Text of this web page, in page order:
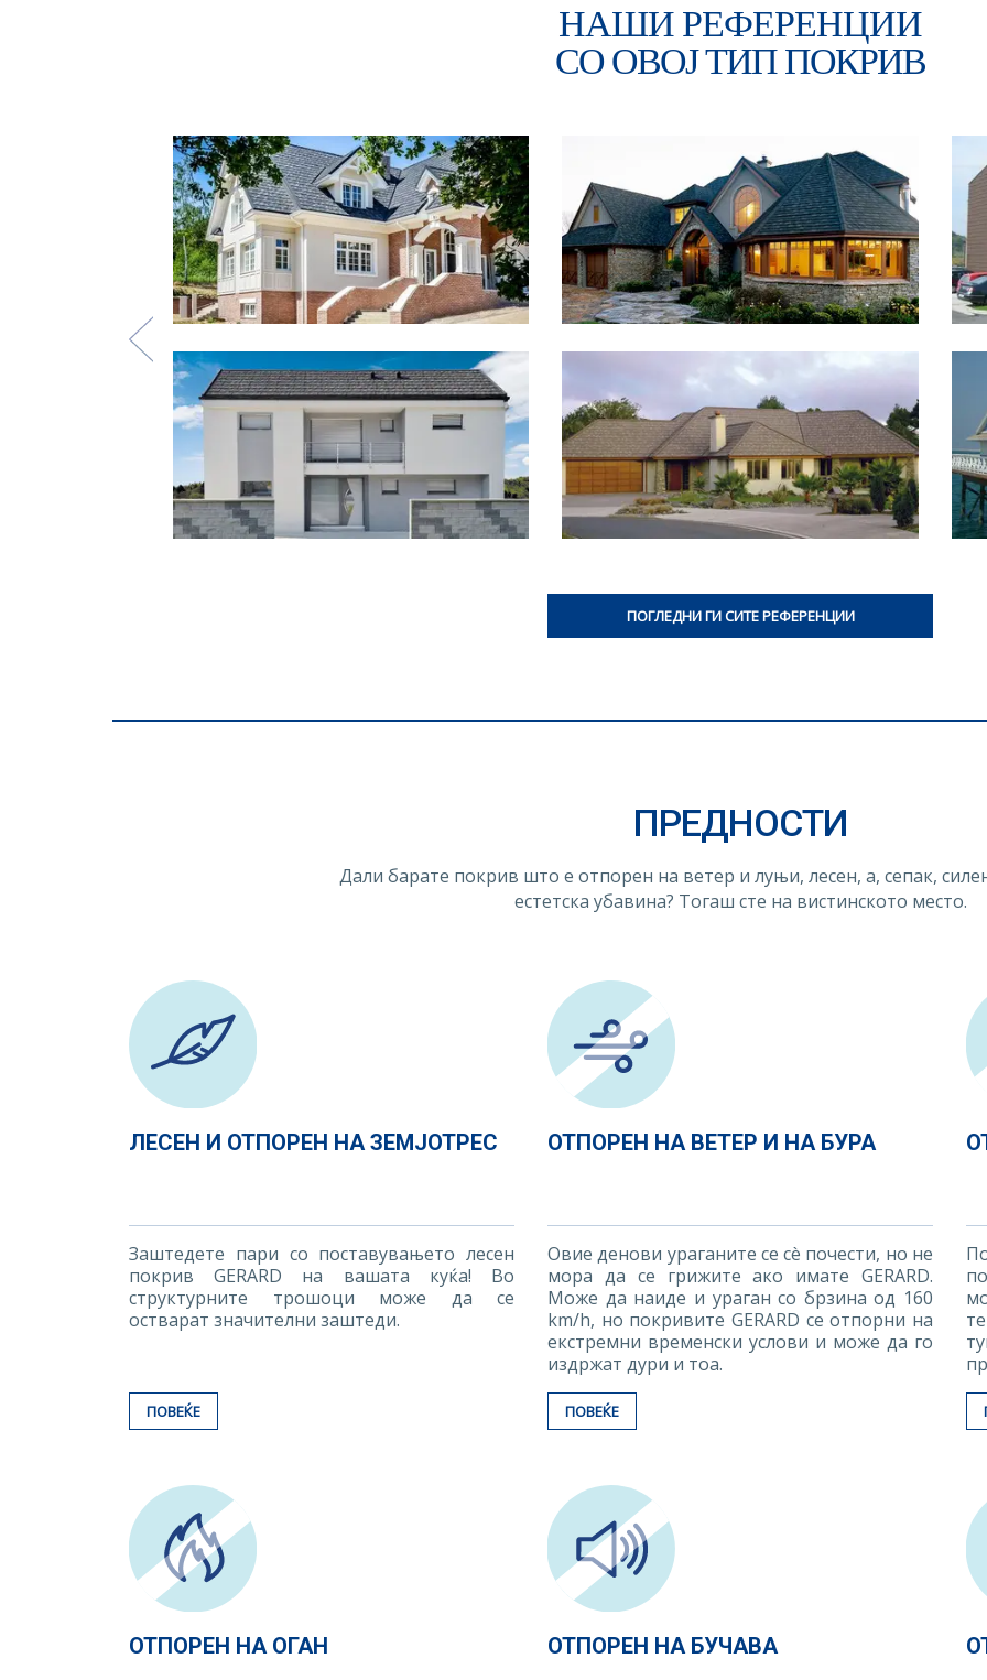
НАШИ РЕФЕРЕНЦИИ
СО ОВОЈ ТИП ПОКРИВ
ПОГЛЕДНИ ГИ СИТЕ РЕФЕРЕНЦИИ
ПРЕДНОСТИ
Дали барате покрив што е отпорен на ветер и луњи, лесен, а, сепак,
естетска убавина? Тогаш сте на вистинското место.
ЛЕСЕН И ОТПОРЕН НА ЗЕМЈОТРЕС
Заштедете пари со поставувањето лесен
покрив GERARD на вашата куќа! Во
структурните трошоци може да се
остварат значителни заштеди.
ПОВЕЌЕ
ОТПОРЕН НА ВЕТЕР И НА БУРА
Овие денови ураганите се сè почести, но не
мора да се грижите ако имате GERARD.
Може да наиде и ураган со брзина од 160
km/h, но покривите GERARD се отпорни на
екстремни временски услови и може да го
издржат дури и тоа.
ПОВЕЌЕ
ОТПОРЕН НА ОГАН ОТПОРЕН НА БУЧАВА